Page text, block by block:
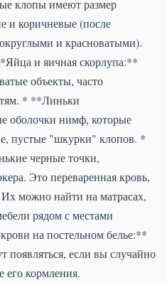
клопы имеют размер
и коричневые (после
и красноватыми).
и яичная скорлупа:**
объекты, часто
* **Линьки
оболочки нимф, которые
пустые "шкурки" клопов. *
черные точки,
Это переваренная кровь,
можно найти на матрасах,
рядом с местами
на постельном белье:**
появляться, если вы случайно
его кормления.